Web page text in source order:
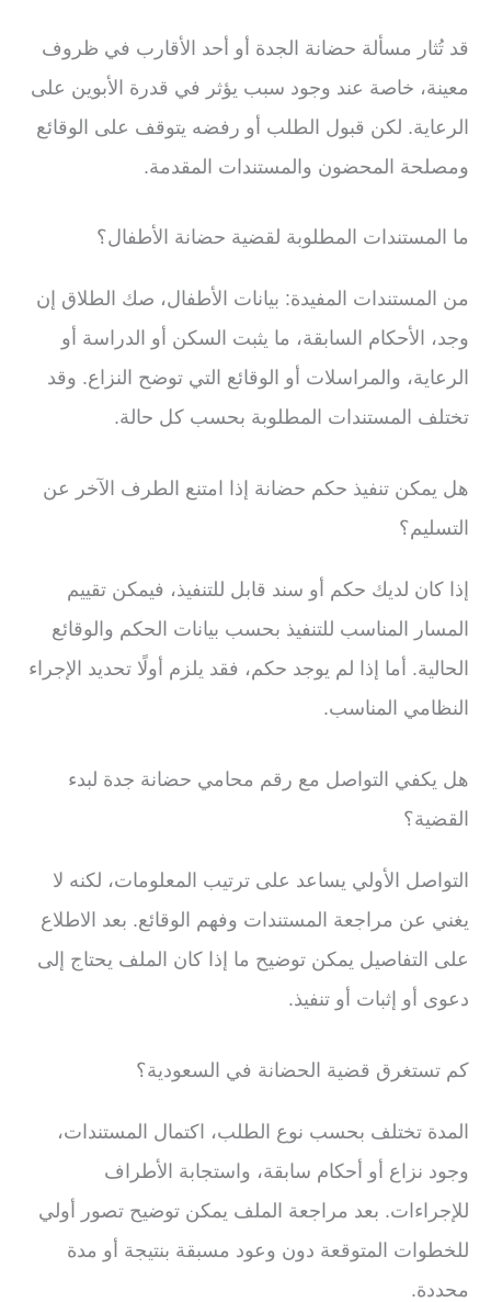
قد تُثار مسألة حضانة الجدة أو أحد الأقارب في ظروف
معينة، خاصة عند وجود سبب يؤثر في قدرة الأبوين على
الرعاية. لكن قبول الطلب أو رفضه يتوقف على الوقائع
ومصلحة المحضون والمستندات المقدمة.
ما المستندات المطلوبة لقضية حضانة الأطفال؟
من المستندات المفيدة: بيانات الأطفال، صك الطلاق إن
وجد، الأحكام السابقة، ما يثبت السكن أو الدراسة أو
الرعاية، والمراسلات أو الوقائع التي توضح النزاع. وقد
تختلف المستندات المطلوبة بحسب كل حالة.
هل يمكن تنفيذ حكم حضانة إذا امتنع الطرف الآخر عن
التسليم؟
إذا كان لديك حكم أو سند قابل للتنفيذ، فيمكن تقييم
المسار المناسب للتنفيذ بحسب بيانات الحكم والوقائع
الحالية. أما إذا لم يوجد حكم، فقد يلزم أولًا تحديد الإجراء
النظامي المناسب.
هل يكفي التواصل مع رقم محامي حضانة جدة لبدء
القضية؟
التواصل الأولي يساعد على ترتيب المعلومات، لكنه لا
يغني عن مراجعة المستندات وفهم الوقائع. بعد الاطلاع
على التفاصيل يمكن توضيح ما إذا كان الملف يحتاج إلى
دعوى أو إثبات أو تنفيذ.
كم تستغرق قضية الحضانة في السعودية؟
المدة تختلف بحسب نوع الطلب، اكتمال المستندات،
وجود نزاع أو أحكام سابقة، واستجابة الأطراف
للإجراءات. بعد مراجعة الملف يمكن توضيح تصور أولي
للخطوات المتوقعة دون وعود مسبقة بنتيجة أو مدة
محددة.